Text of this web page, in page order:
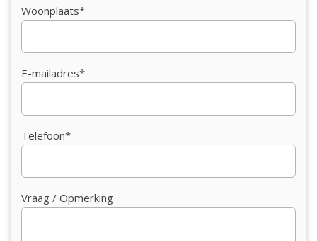
Woonplaats*
E-mailadres*
Telefoon*
Vraag / Opmerking